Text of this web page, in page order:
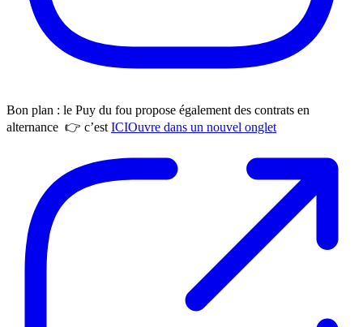
Bon plan : le Puy du fou propose également des contrats en
alternance 👉 c’est ICIOuvre dans un nouvel onglet